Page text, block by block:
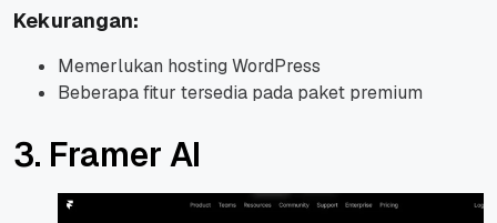
Kekurangan:
Memerlukan hosting WordPress
Beberapa fitur tersedia pada paket premium
3. Framer AI